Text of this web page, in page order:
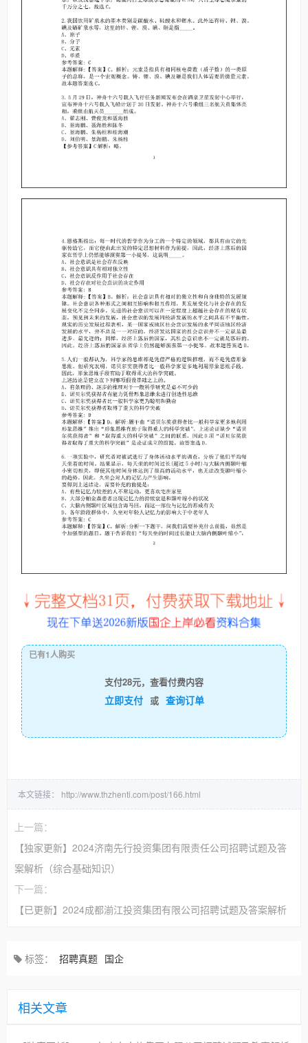
已有1人购买
支付28元，查看付费内容
立即支付 或 查询订单
本文链接： http://www.thzhenti.com/post/166.html
上一篇：
【独家更新】2024济南先行投资集团有限责任公司招聘试题及答
案解析（综合基础知识）
下一篇：
【已更新】2024成都湔江投资集团有限公司招聘试题及答案解析
标签： 招聘真题 国企
相关文章